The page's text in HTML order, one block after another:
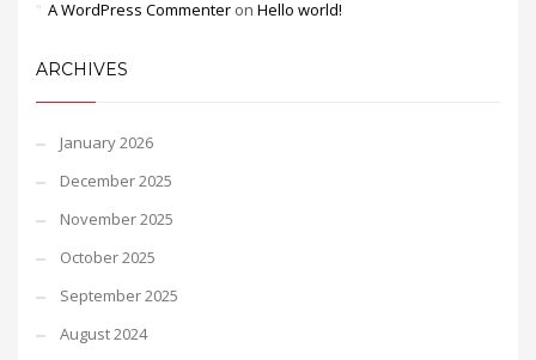
A WordPress Commenter on Hello world!
ARCHIVES
January 2026
December 2025
November 2025
October 2025
September 2025
August 2024